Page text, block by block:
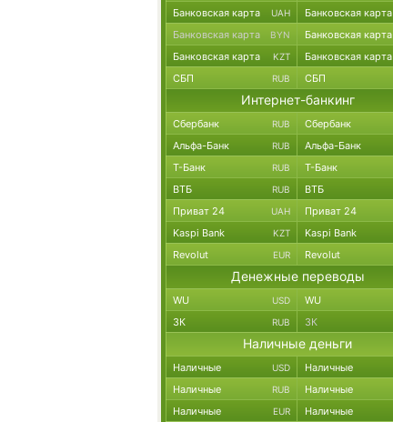
Банковская карта UAH Банковская карта
Банковская карта BYN Банковская карта
Банковская карта KZT Банковская карта
СБП RUB СБП
Интернет-банкинг
Сбербанк RUB Сбербанк
Альфа-Банк RUB Альфа-Банк
Т-Банк RUB Т-Банк
ВТБ RUB ВТБ
Приват 24 UAH Приват 24
Kaspi Bank KZT Kaspi Bank
Revolut EUR Revolut
Денежные переводы
WU USD WU
ЗК RUB ЗК
Наличные деньги
Наличные USD Наличные
Наличные RUB Наличные
Наличные EUR Наличные